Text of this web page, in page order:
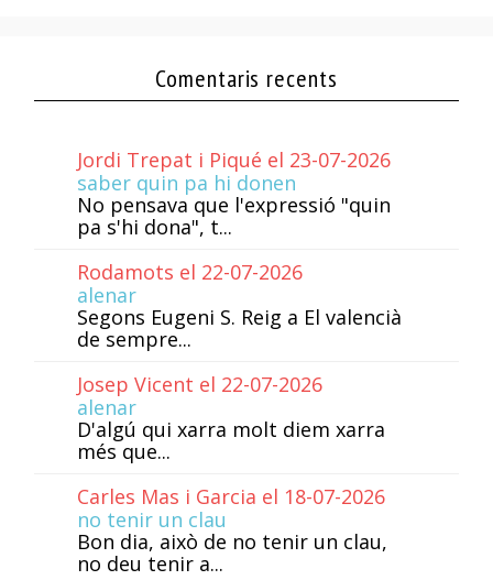
Comentaris recents
Jordi Trepat i Piqué el 23-07-2026
saber quin pa hi donen
No pensava que l'expressió "quin
pa s'hi dona", t...
Rodamots el 22-07-2026
alenar
Segons Eugeni S. Reig a El valencià
de sempre...
Josep Vicent el 22-07-2026
alenar
D'algú qui xarra molt diem xarra
més que...
Carles Mas i Garcia el 18-07-2026
no tenir un clau
Bon dia, això de no tenir un clau,
no deu tenir a...